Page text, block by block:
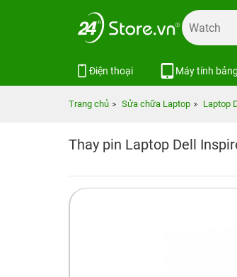
Điện thoại Máy tính bảng
Trang chủ Sửa chữa Laptop Laptop
Thay pin Laptop Dell